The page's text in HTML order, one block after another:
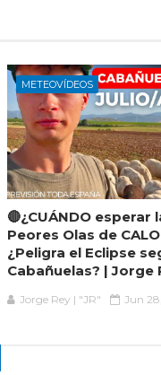
METEOVÍDEOS
🔴¿CUÁNDO esperar
Peores Olas de
¿Peligra el Eclipse
Cabañuelas? | Jorge
Jorge Rey | "JR" Jun